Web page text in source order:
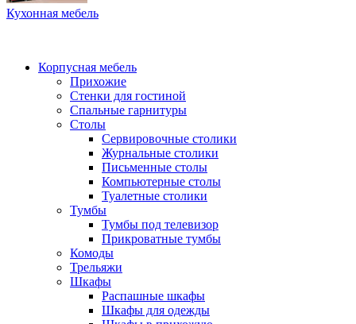
Кухонная мебель
Корпусная мебель
Прихожие
Стенки для гостиной
Спальные гарнитуры
Столы
Сервировочные столики
Журнальные столики
Письменные столы
Компьютерные столы
Туалетные столики
Тумбы
Тумбы под телевизор
Прикроватные тумбы
Комоды
Трельяжи
Шкафы
Распашные шкафы
Шкафы для одежды